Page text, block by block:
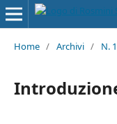
Home / Archivi / N.